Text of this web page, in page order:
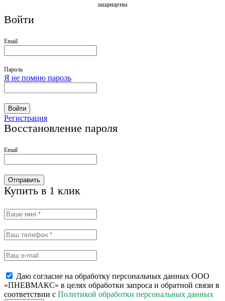
защищены
Войти
Email
Пароль
Я не помню пароль
Войти
Регистрация
Восстановление пароля
Email
Отправить
Купить в 1 клик
Даю согласие на обработку персональных данных ООО
«ПНЕВМАКС» в целях обработки запроса и обратной связи в
соответствии с Политикой обработки персональных данных